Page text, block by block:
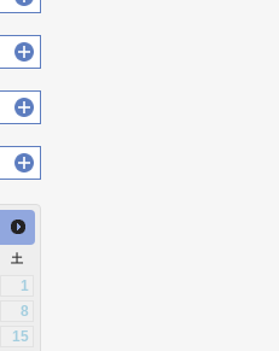
土
1
8
15